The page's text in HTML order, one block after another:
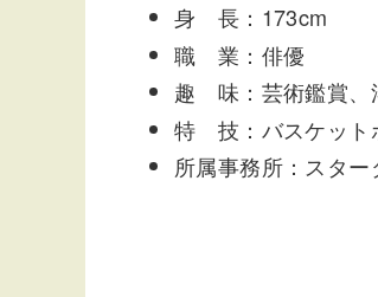
身 長：173cm
職 業：俳優
趣 味：芸術鑑賞、
特 技：バスケット
所属事務所：スタ